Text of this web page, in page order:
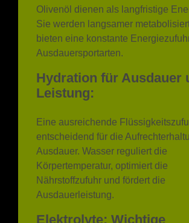
bieten eine konstante
Ausdauersportarten.
Hydration für Ausdauer
Leistung:
Eine ausreichende
Ausdauer. Wasser reguliert die
Körpertemperatur, optimiert die
Nährstoffzufuhr und fördert die
Ausdauerleistung.
Elektrolyte: Wichtige
Regulatoren für
Ausdauersportler: